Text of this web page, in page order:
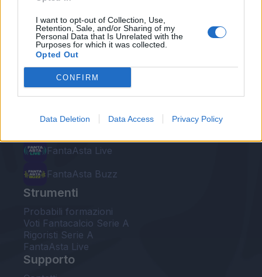
I want to opt-out of Collection, Use,
Retention, Sale, and/or Sharing of my
Personal Data that Is Unrelated with the
Purposes for which it was collected.
Opted Out
CONFIRM
Data Deletion Data Access Privacy Policy
Le nostre app
Fantacalcio® Serie A Enilive
Leghe Fantacalcio® Serie A Enilive
Guida per l'asta perfetta
FantaAsta Live
FantaAsta Buzz
Strumenti
Probabili formazioni
Voti Fantacalcio Serie A
Rigoristi Serie A
FantaAsta Live
Supporto